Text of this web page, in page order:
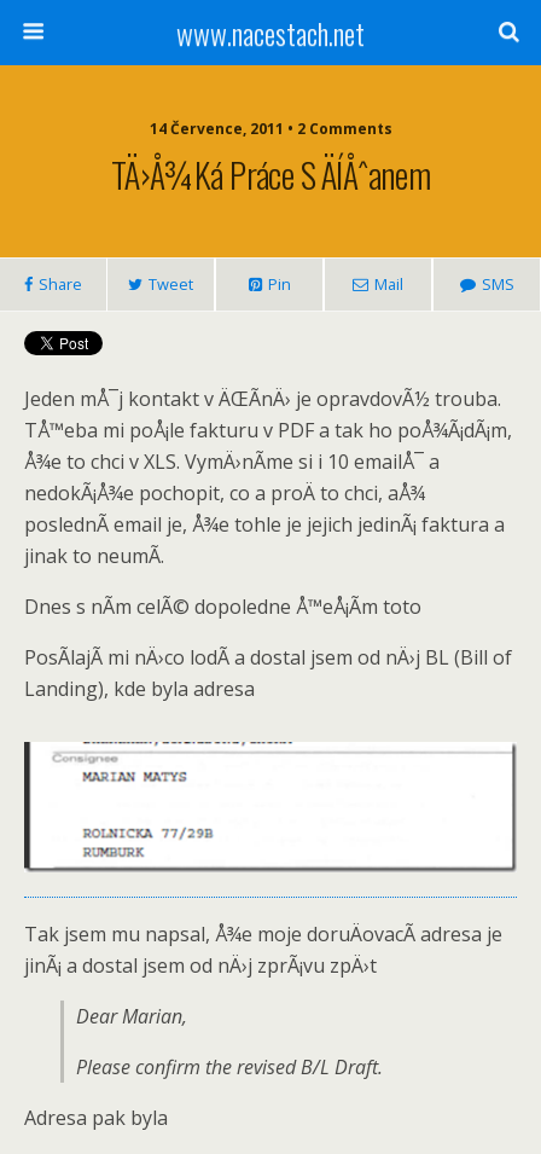
www.nacestach.net
14 Července, 2011 • 2 Comments
TÄ›Å¾ká Práce S ÄíÅˆanem
Share Tweet Pin Mail SMS
Jeden mÅ¯j kontakt v ÄŒÃ­nÄ› je opravdovÃ½ trouba.
TÅ™eba mi poÅ¡le fakturu v PDF a tak ho poÅ¾Ã¡dÃ¡m,
Å¾e to chci v XLS. VymÄ›nÃ­me si i 10 emailÅ¯ a
nedokÃ¡Å¾e pochopit, co a proÄ to chci, aÅ¾
poslednÃ­ email je, Å¾e tohle je jejich jedinÃ¡ faktura a
jinak to neumÃ­.
Dnes s nÃ­m celÃ© dopoledne Å™eÅ¡Ã­m toto
PosÃ­lajÃ­ mi nÄ›co lodÃ­ a dostal jsem od nÄ›j BL (Bill of
Landing), kde byla adresa
Tak jsem mu napsal, Å¾e moje doruÄovacÃ­ adresa je
jinÃ¡ a dostal jsem od nÄ›j zprÃ¡vu zpÄ›t
Dear Marian,
Please confirm the revised B/L Draft.
Adresa pak byla